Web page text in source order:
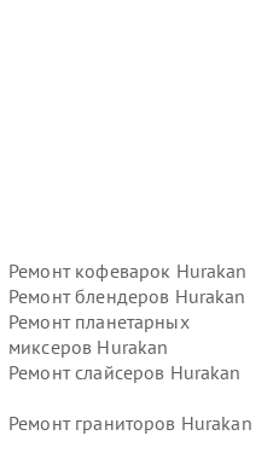
Ремонт кофеварок Hurakan
Ремонт блендеров Hurakan
Ремонт планетарных
миксеров Hurakan
Ремонт слайсеров Hurakan
Ремонт граниторов Hurakan